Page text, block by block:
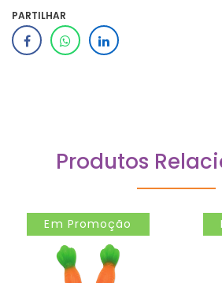
PARTILHAR
Produtos
Em Promoção